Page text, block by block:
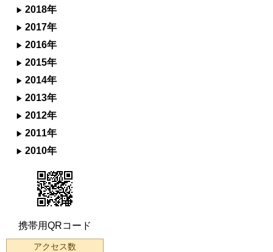
2018年
2017年
2016年
2015年
2014年
2013年
2012年
2011年
2010年
携帯用QRコード
アクセス数